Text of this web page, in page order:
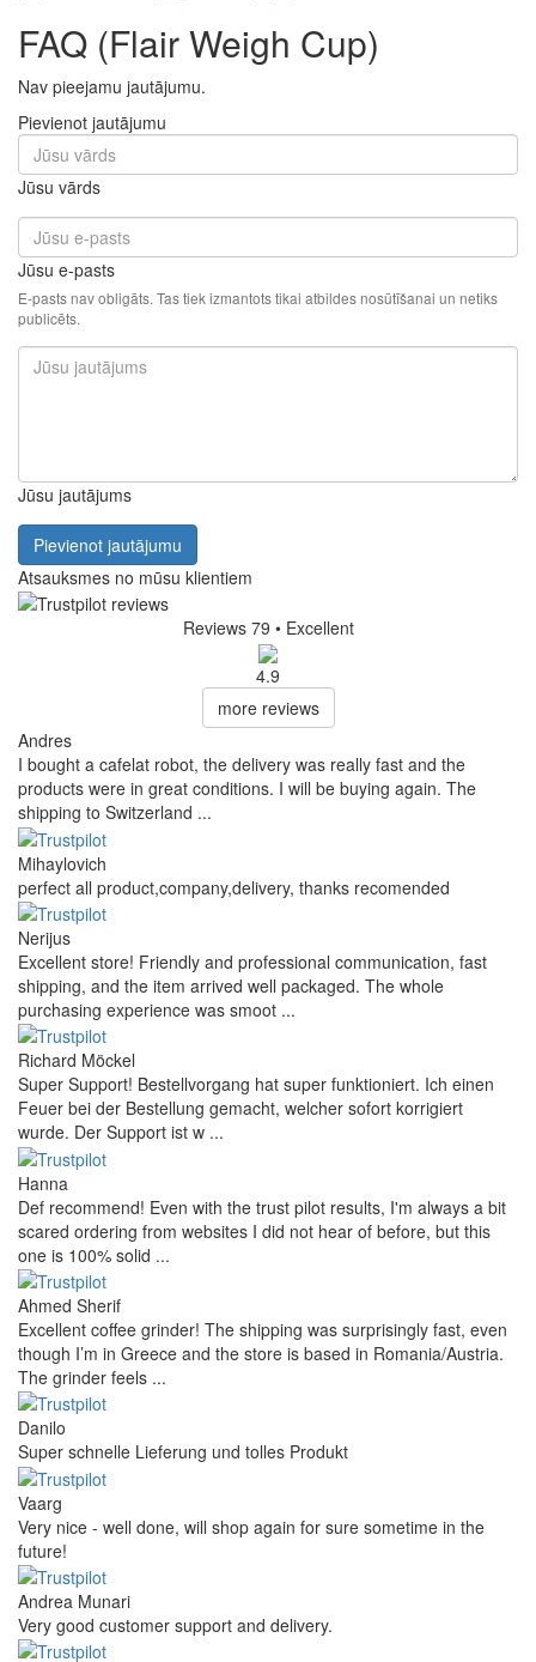
FAQ (Flair Weigh Cup)
Nav pieejamu jautājumu.
Pievienot jautājumu
Jūsu vārds
Jūsu e-pasts
E-pasts nav obligāts. Tas tiek izmantots tikai atbildes nosūtīšanai un netiks
publicēts.
Jūsu jautājums
Pievienot jautājumu
Atsauksmes no mūsu klientiem
Reviews 79 • Excellent
4.9
more reviews
Andres
I bought a cafelat robot, the delivery was really fast and the
products were in great conditions. I will be buying again. The
shipping to Switzerland ...
Mihaylovich
perfect all product,company,delivery, thanks recomended
Nerijus
Excellent store! Friendly and professional communication, fast
shipping, and the item arrived well packaged. The whole
purchasing experience was smoot ...
Richard Möckel
Super Support! Bestellvorgang hat super funktioniert. Ich einen
Feuer bei der Bestellung gemacht, welcher sofort korrigiert
wurde. Der Support ist w ...
Hanna
Def recommend! Even with the trust pilot results, I'm always a bit
scared ordering from websites I did not hear of before, but this
one is 100% solid ...
Ahmed Sherif
Excellent coffee grinder! The shipping was surprisingly fast, even
though I’m in Greece and the store is based in Romania/Austria.
The grinder feels ...
Danilo
Super schnelle Lieferung und tolles Produkt
Vaarg
Very nice - well done, will shop again for sure sometime in the
future!
Andrea Munari
Very good customer support and delivery.